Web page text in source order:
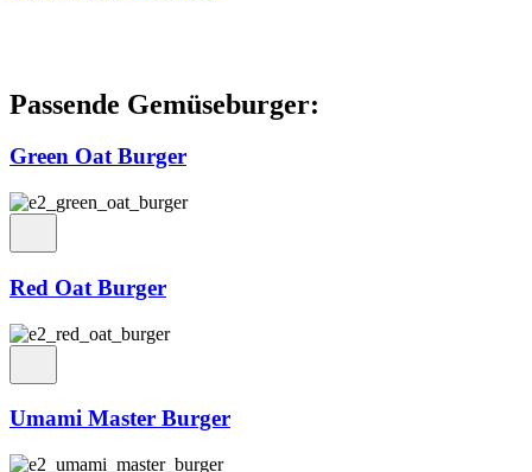
Passende Gemüse­burger:
Green Oat Burger
Red Oat Burger
Umami Master Burger